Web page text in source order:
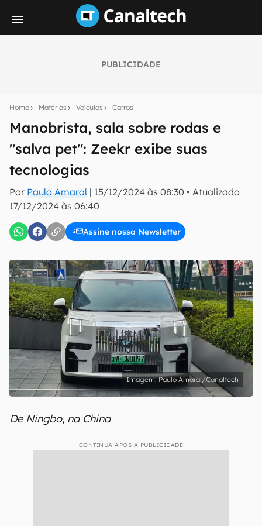
PUBLICIDADE
Home Matérias Veículos Carros
Manobrista, sala sobre rodas e
"salva pet": Zeekr exibe suas
tecnologias
Por Paulo Amaral | 15/12/2024 às 08:30 • Atualizado
17/12/2024 às 06:40
Assine nossa Newsletter
notícias e reviews sobre tecnologia em primeira
E-mail
inscreva-se
Confirmo que li, aceito e concordo com os Termos de
Uso e Política de Privacidade do Canaltech.
Paulo Amaral/Canaltech
De Ningbo, na China
CONTINUA APÓS A PUBLICIDADE